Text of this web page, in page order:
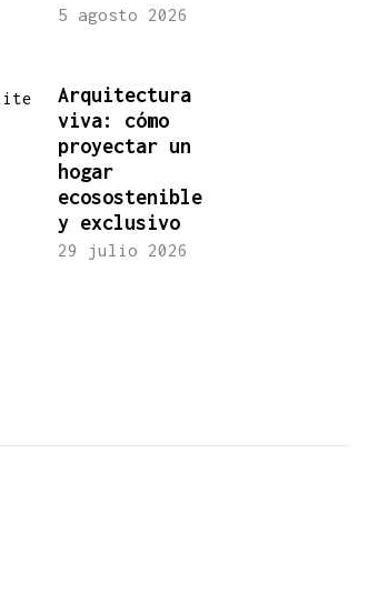
5 agosto 2026
Arquitectura
viva: cómo
proyectar un
hogar
ecosostenible
y exclusivo
29 julio 2026